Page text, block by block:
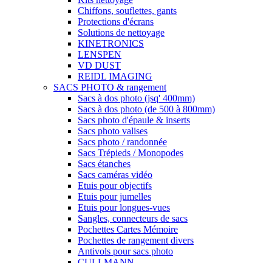
Chiffons, souflettes, gants
Protections d'écrans
Solutions de nettoyage
KINETRONICS
LENSPEN
VD DUST
REIDL IMAGING
SACS PHOTO & rangement
Sacs à dos photo (jsq' 400mm)
Sacs à dos photo (de 500 à 800mm)
Sacs photo d'épaule & inserts
Sacs photo valises
Sacs photo / randonnée
Sacs Trépieds / Monopodes
Sacs étanches
Sacs caméras vidéo
Etuis pour objectifs
Etuis pour jumelles
Etuis pour longues-vues
Sangles, connecteurs de sacs
Pochettes Cartes Mémoire
Pochettes de rangement divers
Antivols pour sacs photo